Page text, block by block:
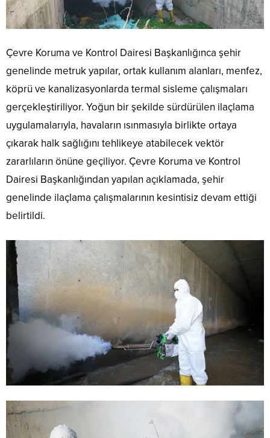
Çevre Koruma ve Kontrol Dairesi Başkanlığınca şehir
genelinde metruk yapılar, ortak kullanım alanları, menfez,
köprü ve kanalizasyonlarda termal sisleme çalışmaları
gerçekleştiriliyor. Yoğun bir şekilde sürdürülen ilaçlama
uygulamalarıyla, havaların ısınmasıyla birlikte ortaya
çıkarak halk sağlığını tehlikeye atabilecek vektör
zararlıların önüne geçiliyor. Çevre Koruma ve Kontrol
Dairesi Başkanlığından yapılan açıklamada, şehir
genelinde ilaçlama çalışmalarının kesintisiz devam ettiği
belirtildi.